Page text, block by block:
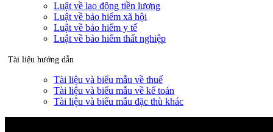
Luật về lao động tiền lương
Luật về bảo hiểm xã hội
Luật về bảo hiểm y tế
Luật về bảo hiểm thất nghiệp
Tài liệu hướng dẫn
Tài liệu và biểu mẫu về thuế
Tài liệu và biểu mẫu về kế toán
Tài liệu và biểu mẫu đặc thù khác